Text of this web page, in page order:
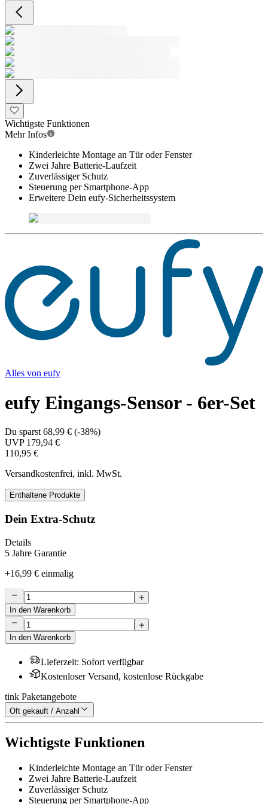
Wichtigste Funktionen
Mehr Infos
Kinderleichte Montage an Tür oder Fenster
Zwei Jahre Batterie-Laufzeit
Zuverlässiger Schutz
Steuerung per Smartphone-App
Erweitere Dein eufy-Sicherheitssystem
Alles von eufy
eufy Eingangs-Sensor - 6er-Set
Du sparst 68,99 € (-38%)
UVP 179,94 €
110,95 €
Versandkostenfrei, inkl. MwSt.
Enthaltene Produkte
Dein Extra-Schutz
Details
5 Jahre Garantie
+16,99 € einmalig
In den Warenkorb
In den Warenkorb
Lieferzeit: Sofort verfügbar
Kostenloser Versand, kostenlose Rückgabe
tink Paketangebote
Oft gekauft / Anzahl
Wichtigste Funktionen
Kinderleichte Montage an Tür oder Fenster
Zwei Jahre Batterie-Laufzeit
Zuverlässiger Schutz
Steuerung per Smartphone-App